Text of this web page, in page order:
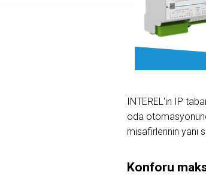
INTEREL'in IP
oda
misafirlerinin yanı
Konforu